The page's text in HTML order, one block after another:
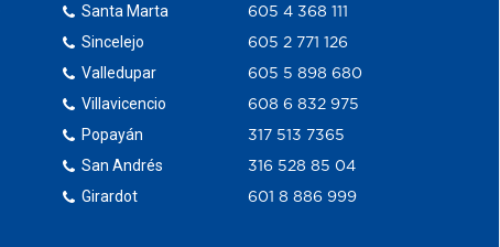
Santa Marta
Sincelejo
Valledupar
Villavicencio
Popayán
San Andrés
Girardot
605 4 368 111
605 2 771 126
605 5 898 680
608 6 832 975
317 513 7365
316 528 85 04
601 8 886 999